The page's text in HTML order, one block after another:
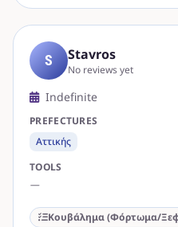
S Stavros
No reviews yet
Indefinite
PREFECTURES
Αττικής
TOOLS
—